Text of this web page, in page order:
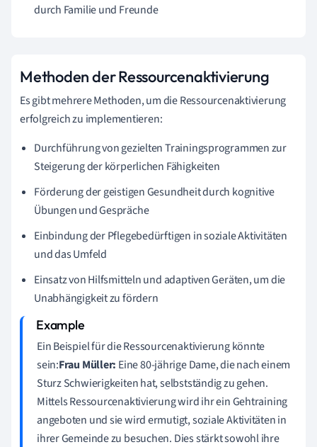
durch Familie und Freunde
Methoden der Ressourcenaktivierung
Es gibt mehrere Methoden, um die Ressourcenaktivierung
erfolgreich zu implementieren:
Durchführung von gezielten Trainingsprogrammen zur
Steigerung der körperlichen Fähigkeiten
Förderung der geistigen Gesundheit durch kognitive
Übungen und Gespräche
Einbindung der Pflegebedürftigen in soziale Aktivitäten
und das Umfeld
Einsatz von Hilfsmitteln und adaptiven Geräten, um die
Unabhängigkeit zu fördern
Ein Beispiel für die Ressourcenaktivierung könnte
sein:Frau Müller: Eine 80-jährige Dame, die nach einem
Sturz Schwierigkeiten hat, selbstständig zu gehen.
Mittels Ressourcenaktivierung wird ihr ein Gehtraining
angeboten und sie wird ermutigt, soziale Aktivitäten in
ihrer Gemeinde zu besuchen. Dies stärkt sowohl ihre